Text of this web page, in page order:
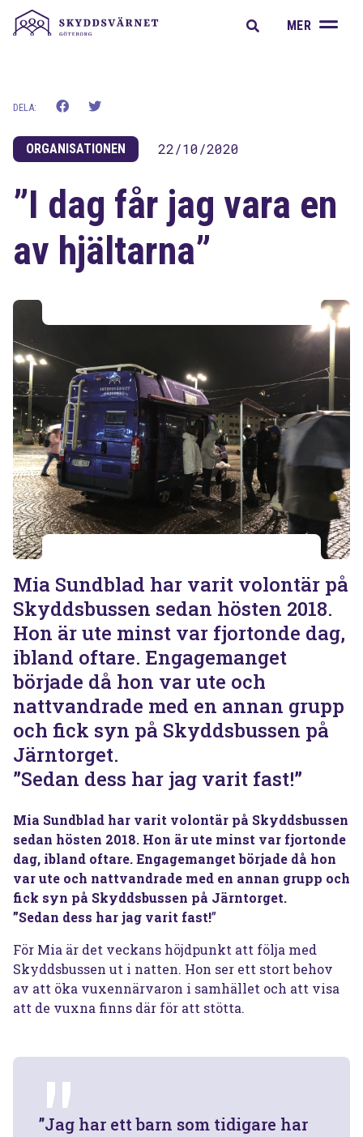
MER A
ORGANISATIONEN 22/10/2020
DELA:
”I dag får jag vara en
av hjältarna”
Mia Sundblad har varit volontär på
Skyddsbussen sedan hösten 2018.
Hon är ute minst var fjortonde dag,
ibland oftare. Engagemanget
började då hon var ute och
nattvandrade med en annan grupp
och fick syn på Skyddsbussen på
Järntorget.
”Sedan dess har jag varit fast!”
Mia Sundblad har varit volontär på Skyddsbussen
sedan hösten 2018. Hon är ute minst var fjortonde
dag, ibland oftare. Engagemanget började då hon
var ute och nattvandrade med en annan grupp och
fick syn på Skyddsbussen på Järntorget.
”Sedan dess har jag varit fast!”
För Mia är det veckans höjdpunkt att följa med
Skyddsbussen ut i natten. Hon ser ett stort behov
av att öka vuxennärvaron i samhället och att visa
att de vuxna finns där för att stötta.
”Jag har ett barn som tidigare har